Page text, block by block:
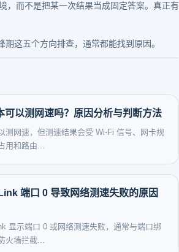
，而不是把某一次结果当成固定答案。真正有
这五个方向排查，通常都能找到原因。
可以测网速吗？原因分析与判断方法
测网速，但测速结果会受 Wi-Fi 信号、网卡规
用和路由...
端口 0 导致网络测速失败的原因
显示端口 0 或网络测速失败，通常与端口绑
火墙拦截...